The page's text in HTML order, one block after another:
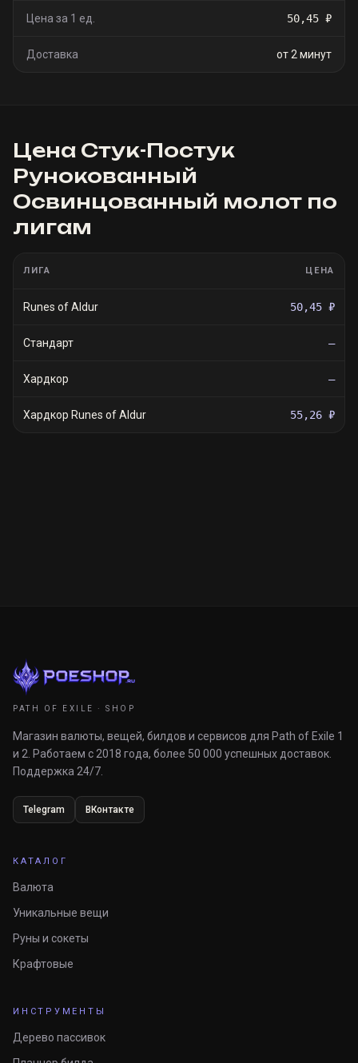
Цена за 1 ед. 50,45 ₽
Доставка от 2 минут
Цена Стук-Постук
Рунокованный
Освинцованный молот по
лигам
ЛИГА ЦЕНА
Runes of Aldur 50,45 ₽
Стандарт —
Хардкор —
Хардкор Runes of Aldur 55,26 ₽
PATH OF EXILE · SHOP
Магазин валюты, вещей, билдов и сервисов для Path of Exile 1
и 2. Работаем с 2018 года, более 50 000 успешных доставок.
Поддержка 24/7.
Telegram ВКонтакте
КАТАЛОГ
Валюта
Уникальные вещи
Руны и сокеты
Крафтовые
ИНСТРУМЕНТЫ
Дерево пассивок